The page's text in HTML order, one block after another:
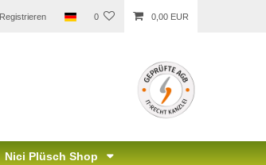
Registrieren 0 0,00 EUR
Nici Plüsch Shop